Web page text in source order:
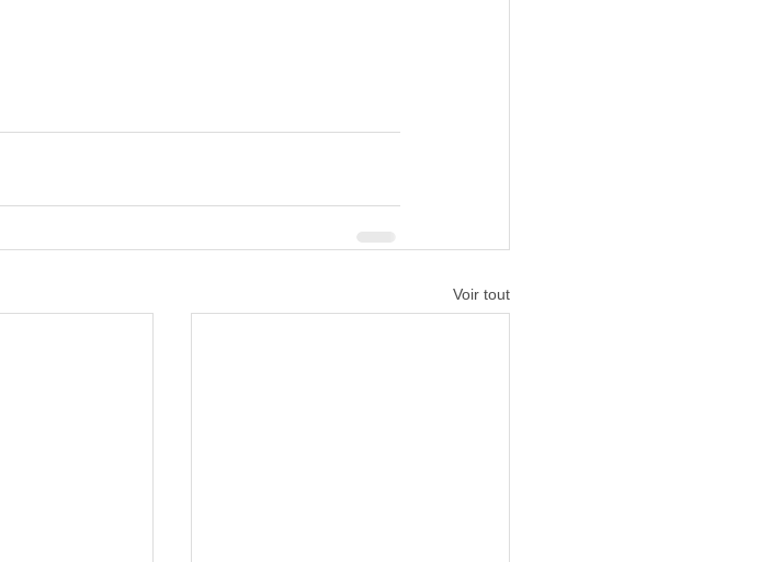
Voir tout